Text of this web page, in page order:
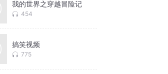
我的世界之穿越冒险记
454
搞笑视频
775